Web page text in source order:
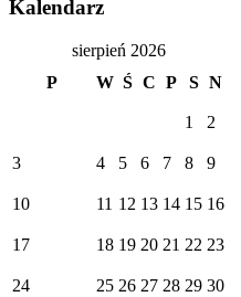
Kalendarz
sierpień 2026
P
W Ś C P S N
1 2
3 4 5 6 7 8 9
10 11 12 13 14 15 16
17 18 19 20 21 22 23
24 25 26 27 28 29 30